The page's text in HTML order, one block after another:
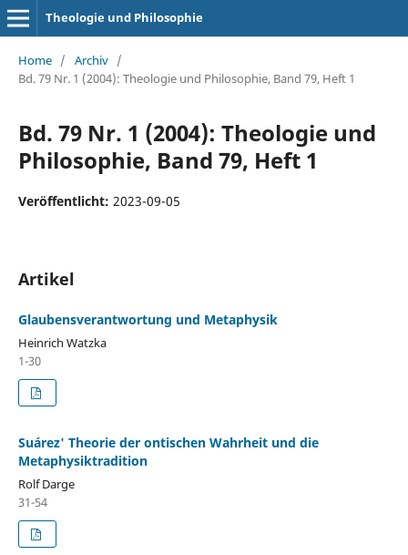
Theologie und Philosophie
Home / Archiv /
Bd. 79 Nr. 1 (2004): Theologie und Philosophie, Band 79, Heft 1
Bd. 79 Nr. 1 (2004): Theologie und
Philosophie, Band 79, Heft 1
Veröffentlicht: 2023-09-05
Artikel
Glaubensverantwortung und Metaphysik
Heinrich Watzka
1-30
Suárez' Theorie der ontischen Wahrheit und die
Metaphysiktradition
Rolf Darge
31-54